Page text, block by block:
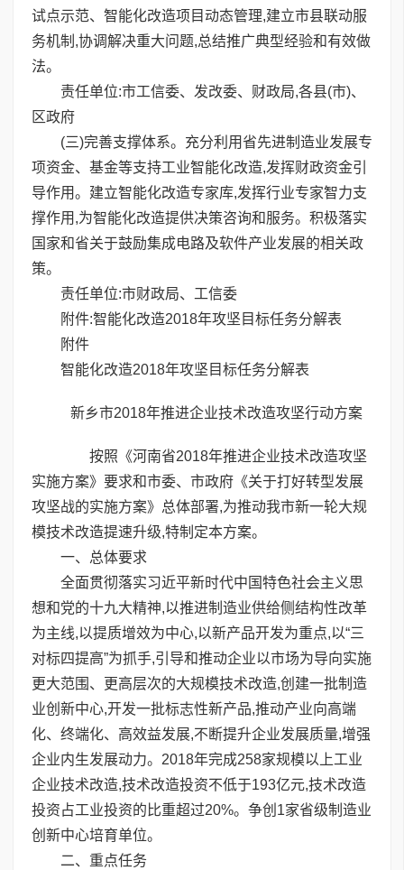
试点示范、智能化改造项目动态管理,建立市县联动服
务机制,协调解决重大问题,总结推广典型经验和有效做
法。
责任单位:市工信委、发改委、财政局,各县(市)、
区政府
(三)完善支撑体系。充分利用省先进制造业发展专
项资金、基金等支持工业智能化改造,发挥财政资金引
导作用。建立智能化改造专家库,发挥行业专家智力支
撑作用,为智能化改造提供决策咨询和服务。积极落实
国家和省关于鼓励集成电路及软件产业发展的相关政
策。
责任单位:市财政局、工信委
附件:智能化改造2018年攻坚目标任务分解表
附件
智能化改造2018年攻坚目标任务分解表
新乡市2018年推进企业技术改造攻坚行动方案
按照《河南省2018年推进企业技术改造攻坚
实施方案》要求和市委、市政府《关于打好转型发展
攻坚战的实施方案》总体部署,为推动我市新一轮大规
模技术改造提速升级,特制定本方案。
一、总体要求
全面贯彻落实习近平新时代中国特色社会主义思
想和党的十九大精神,以推进制造业供给侧结构性改革
为主线,以提质增效为中心,以新产品开发为重点,以“三
对标四提高”为抓手,引导和推动企业以市场为导向实施
更大范围、更高层次的大规模技术改造,创建一批制造
业创新中心,开发一批标志性新产品,推动产业向高端
化、终端化、高效益发展,不断提升企业发展质量,增强
企业内生发展动力。2018年完成258家规模以上工业
企业技术改造,技术改造投资不低于193亿元,技术改造
投资占工业投资的比重超过20%。争创1家省级制造业
创新中心培育单位。
二、重点任务